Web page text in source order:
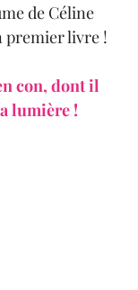
de Céline
premier livre !
lumière !